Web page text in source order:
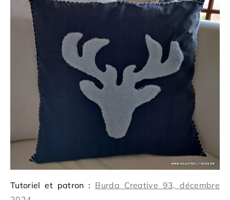
Tutoriel et patron : Burda Creative 93, décembre